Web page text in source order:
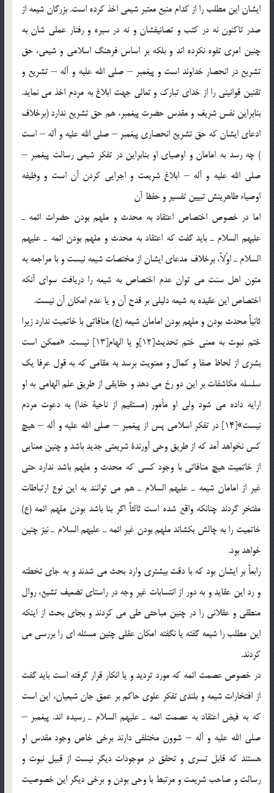
ايشان اين مطلب را از كدام منبع معتبر شيعي اخذ كرده است. بزرگان شيعه از
صدر تاكنون نه در كتب و تصانيفشان و نه در سيره و رفتار عملي شان به
چنين امري تفوه نكرده اند و بلكه بر اساس فرهنگ اسلامي و شيعي، حق
تشريع در انحصار خداوند است و پيغمبر – صلي الله عليه و آله – تشريع و
تقنين قوانيني را از خداي تبارك و تعالي جهت ابلاغ به مردم اخذ مي نمايد.
بنابراين نفس شريف و مقدس حضرت پيغمبر، هم حق تشريع ندارد (برخلاف
ادعاي ايشان كه حق تشريع انحصاري پيغمبر – صلي الله عليه و آله – است
) چه رسد به امامان و اوصياي او بنابراين در تفكر شيعي رسالت پيغمبر –
صلي الله عليه و آله – ابلاغ شريعت و اجرايي كردن آن است و وظيفه
اوصياء طاهرينش تبيين تفسير و حفظ آن
اما در خصوص اختصاص اعتقاد به محدث و ملهم بودن حضرات ائمه ـ
عليهم السلام ـ بايد گفت كه اعتقاد به محدث و ملهم بودن ائمه ـ عليهم
السلام ـ اوّلاً، برخلاف مدعاي ايشان از مختصات شيعه نيست و با مراجعه به
متون اهل سنت مي توان عدم اختصاص به شيعه را دريافت سواي آنكه
اختصاص اين عقيده به شيعه دليلي بر قدح آن و يا عدم امكان آن نيست.
ثانياً محدث بودن و ملهم بودن امامان شيعه (ع) منافاتي با خاتميت ندارد زيرا
ختم نبوت به معني ختم تحديث[12]و يا الهام[13] نيست. «ممكن است
بشري از لحاظ صفا و كمال و معنويت برسد به مقامي كه به قول عرفا يك
سلسله مكاشفات بر اين دو رخ مي دهد و حقايقي از طريق علم الهامي به او
ارايه داده مي شود ولي او مأمور (مستقيم از ناحية خدا) به دعوت مردم
نيست»[14] در تفكر اسلامي پس از پيغمبر – صلي الله عليه و آله – هيچ
كس نخواهد آمد كه از طريق وحي آورندة شريعتي جديد باشد و چنين معنايي
از خاتميت هيچ منافاتي با وجود كسي كه محدث و ملهم باشد ندارد حتي
غير از امامان شيعه ـ عليهم السلام ـ هم مي توانند به اين نوع ارتباطات
مفتخر گردند چنانكه واقع شده است ثالثاً اگر بنا باشد بودن ملهم ائمه (ع)
خاتميت را به چالش بكشاند ملهم بودن غير ائمه ـ عليهم السلام ـ نيز چنين
خواهد بود.
رابعاً بر ايشان بود كه با دقت بيشتري وارد بحث مي شدند و به جاي تخطئه
و رد اين عقايد و به دور از انتسابات غير وجه در راستاي تضعيف تشيع، روال
منطقي و عقلاني را در چنين مباحثي طي مي كردند و بجاي بحث از اينكه
اين مطلب را شيعه گفته يا نگفته امكان عقلي چنين مسئله اي را بررسي مي
كردند.
در خصوص عصمت ائمه كه مورد ترديد و يا انكار قرار گرفته است بايد گفت
از افتخارات شيعه و بلندي تفكر علوي حاكم بر عمق جان شيعيان، اين است
كه به فيض اعتقاد به عصمت ائمه ـ عليهم السلام ـ رسيده اند. پيغمبر –
صلي الله عليه و آله – شوون مختلفي دارند برخي خاص وجود مقدس او
هستند كه قابل تسري و تحقق در موجودات ديگر نيست از قبيل نبوت و
رسالت و صاحب شريعت و مرتبط با وحي بودن و برخي ديگر اين خصوصيت